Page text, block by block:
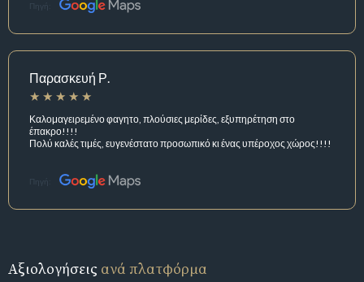
Πηγή:
Παρασκευή Ρ.
Καλομαγειρεμένο φαγητο, πλούσιες μερίδες, εξυπηρέτηση στο
έπακρο!!!!
Πολύ καλές τιμές, ευγενέστατο προσωπικό κι ένας υπέροχος χώρος!!!!
Πηγή:
Αξιολογήσεις ανά πλατφόρμα